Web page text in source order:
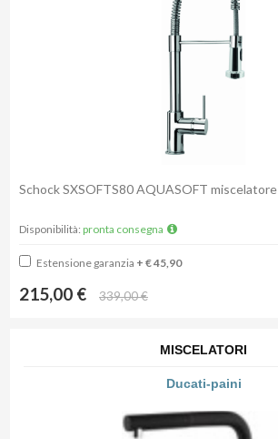
Schock SXSOFTS80 AQUASOFT miscelatore
Disponibilità: pronta consegna
Estensione garanzia + € 45,90
215,00 € 339,00 €
MISCELATORI
Ducati-paini